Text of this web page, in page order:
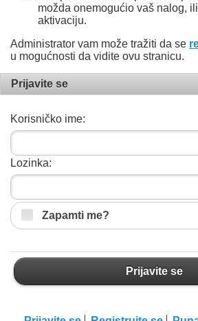
možda onemogućio vaš nalog,
aktivaciju.
Administrator vam može tražiti da se
u mogućnosti da vidite ovu stranicu.
Prijavite se
Korisničko ime:
Lozinka:
Zapamti me?
Prijavite se